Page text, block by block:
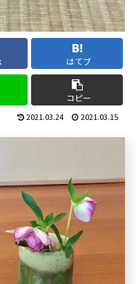
はてブ
コピー
2021.03.24 2021.03.15